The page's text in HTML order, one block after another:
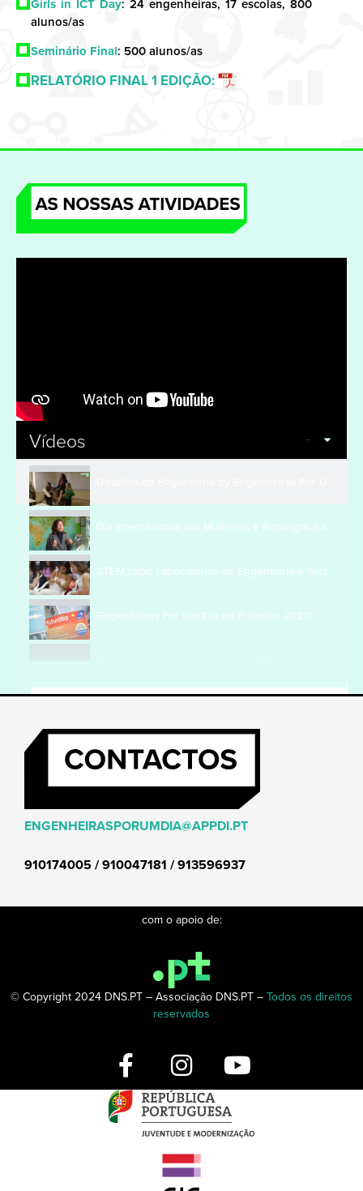
Girls in ICT Day: 24 engenheiras, 17 escolas, 800
alunos/as
Seminário Final: 500 alunos/as
RELATÓRIO FINAL 1 EDIÇÃO:
Vídeos
Dia Internacional das Mulheres e Raparigas na
STEM Labs: Laboratórios de Engenharia e
Engenheiras Por Um Dia na Futurália 2023!
ENGENHEIRASPORUMDIA@APPDI.PT
910174005 / 910047181 / 913596937
com o apoio de:
© Copyright 2024 DNS.PT – Associação DNS.PT –Todos os direitos
reservados
F
a
c
I
n
s
t
a
g
Y
o
u
t
u